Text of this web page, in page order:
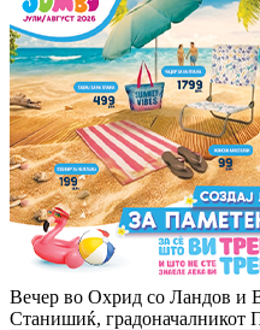
Вечер во Охрид со Ландов и
Станишиќ, градоначалникот